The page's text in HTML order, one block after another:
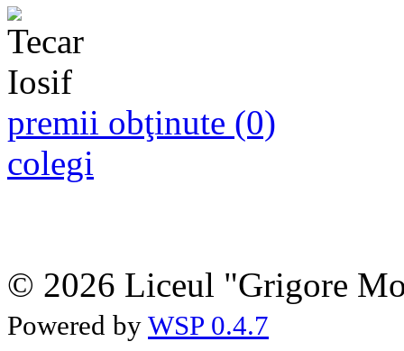
premii obţinute (0)
colegi
© 2026 Liceul "Grigore
Powered by WSP 0.4.7